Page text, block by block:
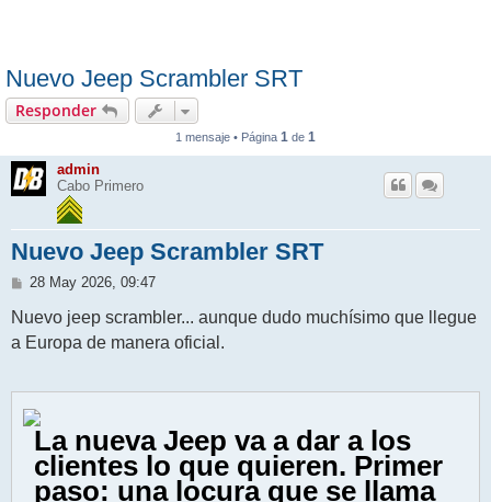
Nuevo Jeep Scrambler SRT
Responder
1 mensaje • Página 1 de 1
admin
Cabo Primero
Nuevo Jeep Scrambler SRT
M
n
a
28 May 2026, 09:47
Nuevo jeep scrambler... aunque dudo muchísimo que llegue
a Europa de manera oficial.
La nueva Jeep va a dar a los
clientes lo que quieren. Primer
paso: una locura que se llama